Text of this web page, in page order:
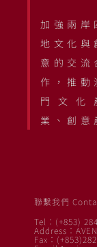
加強兩岸
地文化與
意的交流
作，推動
門文化
業、創意
聯繫我們
Tel：(+853)
Address：
Fax：